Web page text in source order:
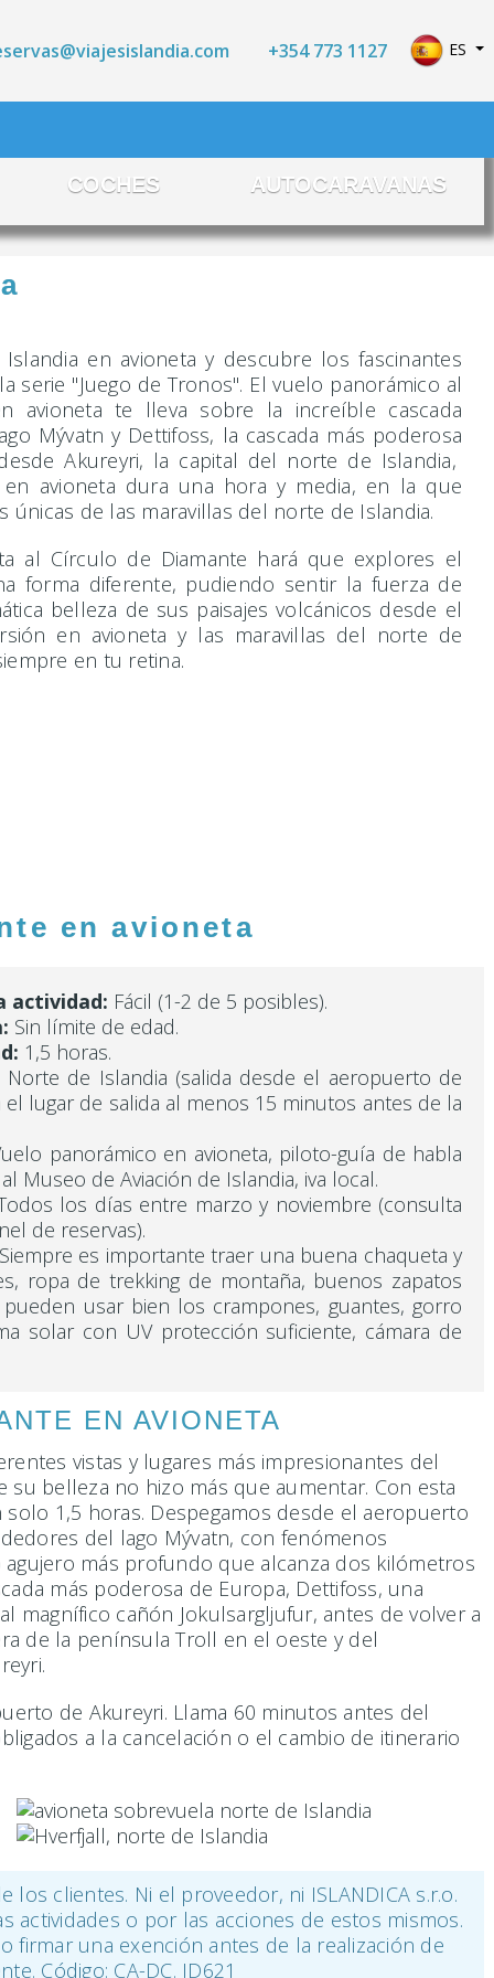
+354 773 1127 ES
COCHES AUTOCARAVANAS
en avioneta y descubre los fascinantes
serie "Juego de Tronos". El vuelo panorámico al
avioneta te lleva sobre la increíble cascada
Mývatn y Dettifoss, la cascada más poderosa
Akureyri, la capital del norte de Islandia,
avioneta dura una hora y media, en la que
únicas de las maravillas del norte de Islandia.
al Círculo de Diamante hará que explores el
forma diferente, pudiendo sentir la fuerza de
belleza de sus paisajes volcánicos desde el
en avioneta y las maravillas del norte de
en tu retina.
en avioneta
actividad: Fácil (1-2 de 5 posibles).
Sin límite de edad.
1,5 horas.
Norte de Islandia (salida desde el aeropuerto de
el lugar de salida al menos 15 minutos antes de la
panorámico en avioneta, piloto-guía de habla
Museo de Aviación de Islandia, iva local.
los días entre marzo y noviembre (consulta
de reservas).
Siempre es importante traer una buena chaqueta y
ropa de trekking de montaña, buenos zapatos
usar bien los crampones, guantes, gorro
solar con UV protección suficiente, cámara de
EN AVIONETA
vistas y lugares más impresionantes del
su belleza no hizo más que aumentar. Con esta
1,5 horas. Despegamos desde el aeropuerto
del lago Mývatn, con fenómenos
más profundo que alcanza dos kilómetros
más poderosa de Europa, Dettifoss, una
magnífico cañón Jokulsargljufur, antes de volver a
de la península Troll en el oeste y del
de Akureyri. Llama 60 minutos antes del
a la cancelación o el cambio de itinerario
clientes. Ni el proveedor, ni ISLANDICA s.r.o.
o por las acciones de estos mismos.
firmar una exención antes de la realización de
Código: CA-DC. ID621